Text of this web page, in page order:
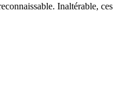
Inaltérable, ces